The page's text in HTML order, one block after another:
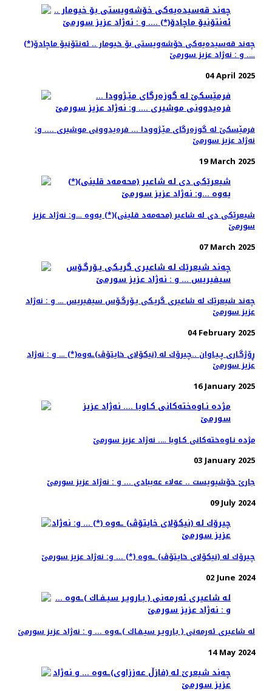
چه‌ند قه‌سیده‌یه‌كی خۆشه‌ویستی بۆ خیومار .. ئه‌نتۆنیۆ ماچادۆ(*)
…. و : نه‌ژاد عزیز سورمێ
04 April 2025
فرمێسكێ له‌ گوزه‌رگای مێـژوودا ... فره‌یدوونی موشیری .... و:
نه‌ژاد عزیز سورمێ
19 March 2025
شیعرێكی دی له ‌شاعیر (محه‌مه‌د قلینی)(*) یه‌وه‌ …و: نه‌ژاد عزیز
سورمێ
07 March 2025
چه‌ند شیعرێك له‌ شاعیری گریـكی یـۆرگـۆس سیفیریس … و : نه‌ژاد
عزیز سورمێ
04 February 2025
ڕۆژگـاری پـیـاوان ..چیرۆك له‌ (نیكۆلای خایتۆڤ)ـه‌وه‌(*) … و ‌: نه‌ژاد
عزیز سورمێ
16 January 2025
مژده‌ نـاوه‌خته‌كانی كـاوبا …. نه‌ژاد عزیز سورمێ
03 January 2025
جارێ خۆشیویست .. عەلا‌ء عەببادی ... و : نه‌ژاد عزیز سورمێ
09 July 2024
چیرۆك له‌ (نیكۆلای خایتۆڤ) ـه‌وه‌ (*) ... و: نه‌ژاد عزیز سورمێ
02 June 2024
له‌ شاعیری ئه‌رمه‌نی ( بـارویـر سیـفـاك )ـه‌وه‌ ... و : نه‌ژاد عزیز سورمێ
14 May 2024